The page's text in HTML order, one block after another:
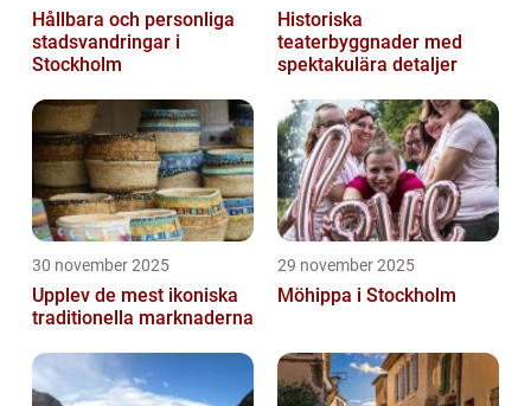
Hållbara och personliga
stadsvandringar i
Stockholm
Historiska
teaterbyggnader med
spektakulära detaljer
30 november 2025
Upplev de mest ikoniska
traditionella marknaderna
29 november 2025
Möhippa i Stockholm